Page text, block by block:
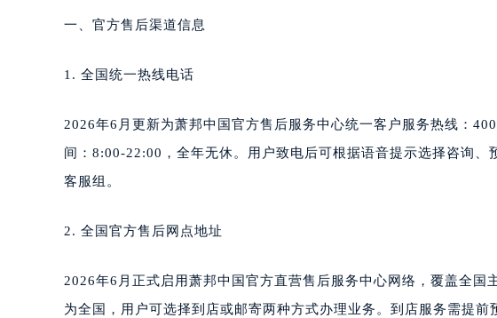
青岛市南区山东路6号华润大厦B座22层04室（需提前
长春市朝阳区西安大路727号中银大厦A座(旺进大厦
昆明市盘龙区北京路928号同德昆明广场写字楼10层
石家庄市长安区中山东路39号勒泰中心写字楼B座13
唐山市路南区新华东道100号万达广场写字楼A座10
内蒙古自治区呼和浩特市玉泉区大学西街70号华润
甘肃省兰州市七里河区西津西路16号兰州中心写字
一、官方售后渠道信息
1. 全国统一热线电话
2026年6月更新为萧邦中国官方售后服务中心统一客户服务热线：
间：8:00-22:00，全年无休。用户致电后可根据语音提示选择咨询
客服组。
2. 全国官方售后网点地址
2026年6月正式启用萧邦中国官方直营售后服务中心网络，覆盖全国
为全国，用户可选择到店或邮寄两种方式办理业务。到店服务需提